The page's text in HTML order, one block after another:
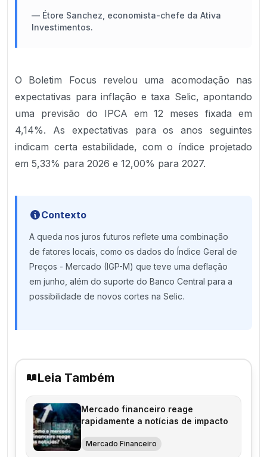
— Étore Sanchez, economista-chefe da Ativa
Investimentos.
O Boletim Focus revelou uma acomodação nas
expectativas para inflação e taxa Selic, apontando
uma previsão do IPCA em 12 meses fixada em
4,14%. As expectativas para os anos seguintes
indicam certa estabilidade, com o índice projetado
em 5,33% para 2026 e 12,00% para 2027.
Contexto
A queda nos juros futuros reflete uma combinação
de fatores locais, como os dados do Índice Geral de
Preços - Mercado (IGP-M) que teve uma deflação
em junho, além do suporte do Banco Central para a
possibilidade de novos cortes na Selic.
Leia Também
Mercado financeiro reage
rapidamente a notícias de impacto
Mercado Financeiro